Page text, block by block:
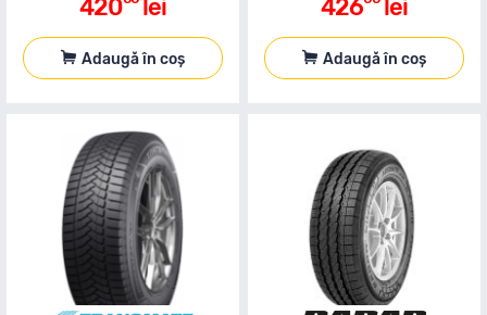
420 lei
Adaugă în coș
426 lei
Adaugă în coș